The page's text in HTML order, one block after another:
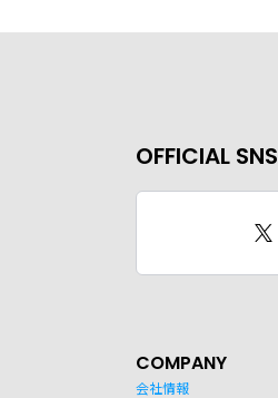
OFFICIAL SNS
COMPANY
会社情報